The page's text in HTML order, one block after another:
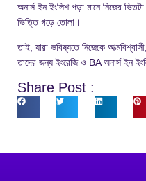
অনার্স ইন ইংলিশ পড়া মানে নিজের
ভিত্তি গড়ে তোলা।
তাই, যারা ভবিষ্যতে নিজেকে
তাদের জন্য ইংরেজি ও BA অনার্স ইন
Share Post :